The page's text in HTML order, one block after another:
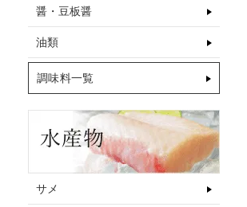
醤・豆板醤
油類
調味料一覧
サメ